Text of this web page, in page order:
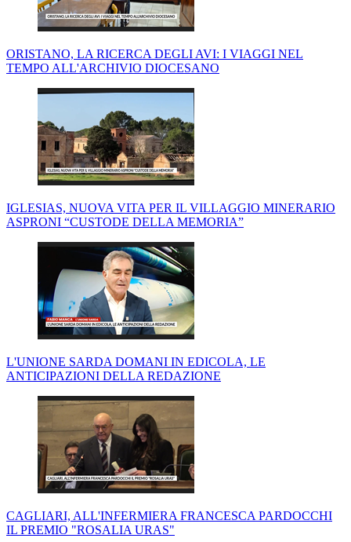
ORISTANO, LA RICERCA DEGLI AVI: I VIAGGI NEL
TEMPO ALL'ARCHIVIO DIOCESANO
IGLESIAS, NUOVA VITA PER IL VILLAGGIO MINERARIO
ASPRONI “CUSTODE DELLA MEMORIA”
L'UNIONE SARDA DOMANI IN EDICOLA, LE
ANTICIPAZIONI DELLA REDAZIONE
CAGLIARI, ALL'INFERMIERA FRANCESCA PARDOCCHI
IL PREMIO "ROSALIA URAS"